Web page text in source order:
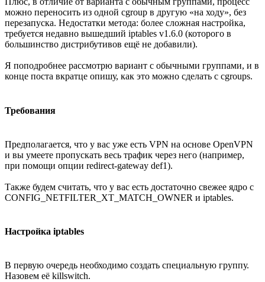
можно переносить из одной cgroup в другую «на ходу», без
перезапуска. Недостатки метода: более сложная настройка,
требуется недавно вышедший iptables v1.6.0 (которого в
большинство дистрибутивов ещё не добавили).
Я поподробнее рассмотрю вариант с обычными группами, и в
конце поста вкратце опишу, как это можно сделать с cgroups.
Требования
Предполагается, что у вас уже есть VPN на основе OpenVPN
и вы умеете пропускать весь трафик через него (например,
при помощи опции redirect-gateway def1).
Также будем считать, что у вас есть достаточно свежее ядро с
CONFIG_NETFILTER_XT_MATCH_OWNER и iptables.
Настройка iptables
В первую очередь необходимо создать специальную группу.
Назовем её killswitch.